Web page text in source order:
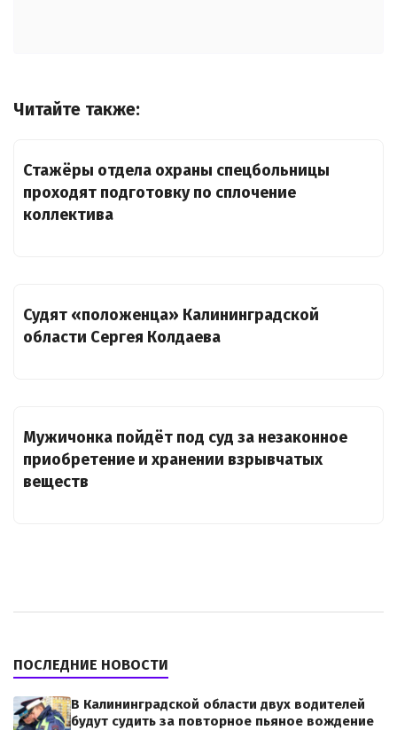
Читайте также:
Стажёры отдела охраны спецбольницы
проходят подготовку по сплочение
коллектива
Судят «положенца» Калининградской
области Сергея Колдаева
Мужичонка пойдёт под суд за незаконное
приобретение и хранении взрывчатых
веществ
ПОСЛЕДНИЕ НОВОСТИ
В Калининградской области двух водителей
будут судить за повторное пьяное вождение